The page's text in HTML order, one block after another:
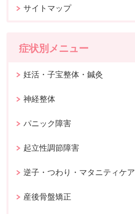
サイトマップ
症状別メニュー
妊活・子宝整体・鍼灸
神経整体
パニック障害
起立性調節障害
逆子・つわり・マタニティケア
産後骨盤矯正